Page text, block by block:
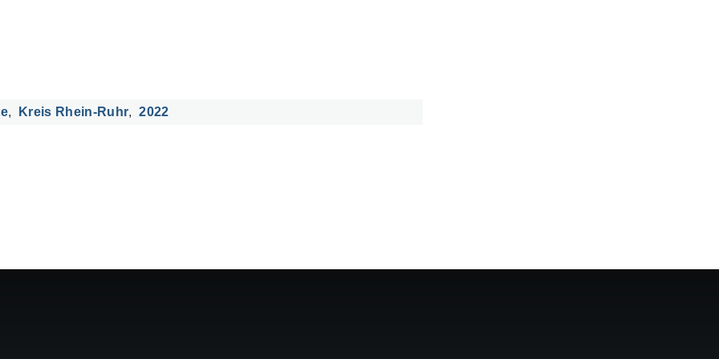
Kreis Rhein-Ruhr 2022